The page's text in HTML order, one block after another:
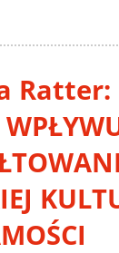
Ratter: